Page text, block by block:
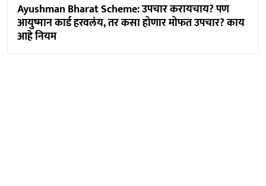
Ayushman Bharat Scheme: उपचार करायचाय? पण
आयुष्मान कार्ड हरवलंय, तर कसा होणार मोफत उपचार? काय
आहे नियम